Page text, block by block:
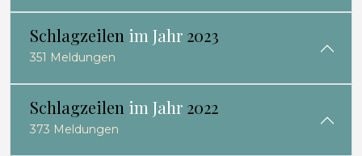
Schlagzeilen im Jahr 2023
351 Meldungen
Schlagzeilen im Jahr 2022
373 Meldungen